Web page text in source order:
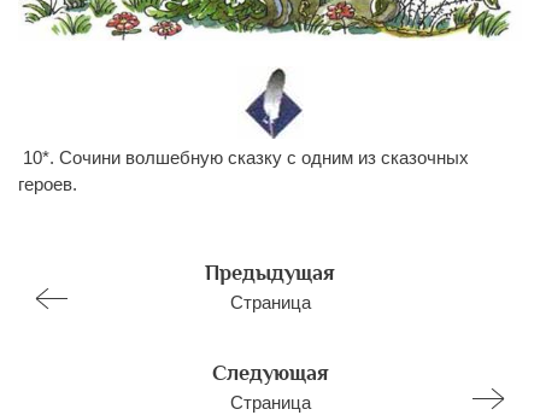
10*. Сочини волшебную сказку с одним из сказочных
героев.
Предыдущая
Страница
Следующая
Страница